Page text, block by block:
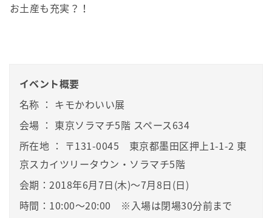
お土産も充実？！
イベント概要
名称 ： キモかわいい展
会場 ： 東京ソラマチ5階 スペース634
所在地 ： 〒131-0045　東京都墨田区押上1-1-2 東
京スカイツリータウン・ソラマチ5階
会期：2018年6月7日(木)～7月8日(日)
時間：10:00～20:00　※入場は閉場30分前まで